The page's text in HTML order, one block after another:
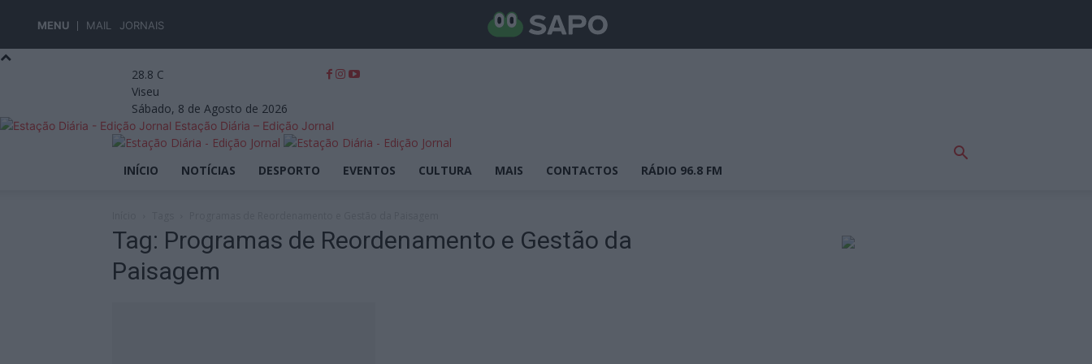
MENU MAIL JORNAIS
28.8 C
Viseu
Sábado, 8 de Agosto de 2026
Estação Diária – Edição Jornal
INÍCIO NOTÍCIAS DESPORTO EVENTOS CULTURA MAIS CONTACTOS RÁDIO 96.8 FM
Tag: Programas de Reordenamento e Gestão da
Paisagem